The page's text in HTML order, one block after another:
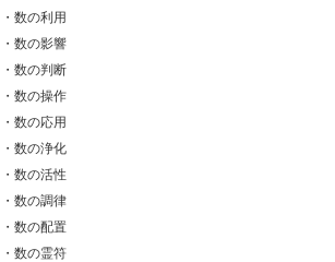
・数の利用
・数の影響
・数の判断
・数の操作
・数の応用
・数の浄化
・数の活性
・数の調律
・数の配置
・数の霊符